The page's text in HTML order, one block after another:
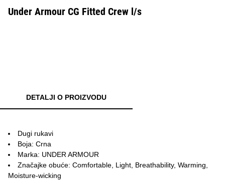
Under Armour CG Fitted Crew l/s
DETALJI O PROIZVODU
Dugi rukavi
Boja: Crna
Marka: UNDER ARMOUR
Značajke obuće: Comfortable, Light, Breathability, Warming,
Moisture-wicking